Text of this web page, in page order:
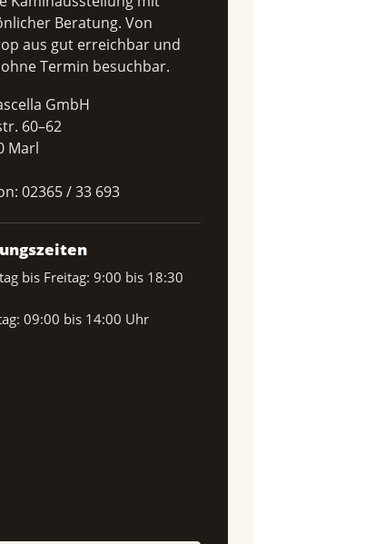
Beratung. Von
aus gut erreichbar und
Termin besuchbar.
GmbH
60–62
Marl
02365 / 33 693
bis Freitag: 9:00 bis 18:30
09:00 bis 14:00 Uhr